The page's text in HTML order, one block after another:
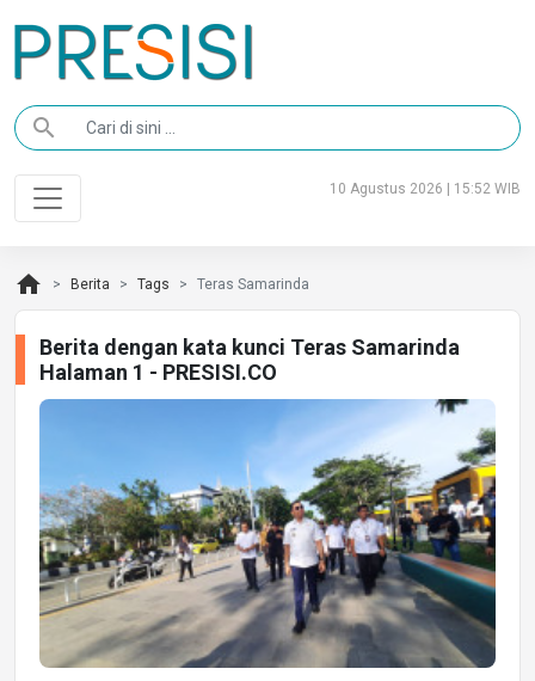
search
10 Agustus 2026 | 15:52 WIB
home Berita Tags Teras Samarinda
Berita dengan kata kunci Teras Samarinda
Halaman 1 - PRESISI.CO